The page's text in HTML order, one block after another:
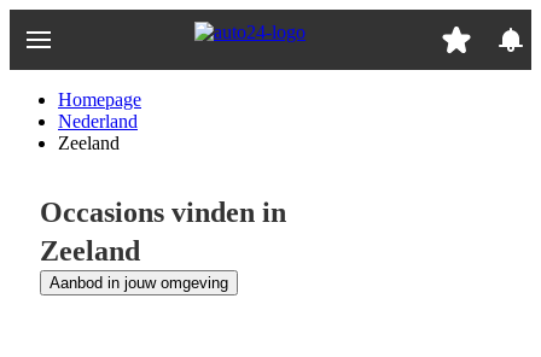
naar
Homepage
Nederland
Zeeland
Occasions vinden in
Zeeland
Aanbod in jouw omgeving